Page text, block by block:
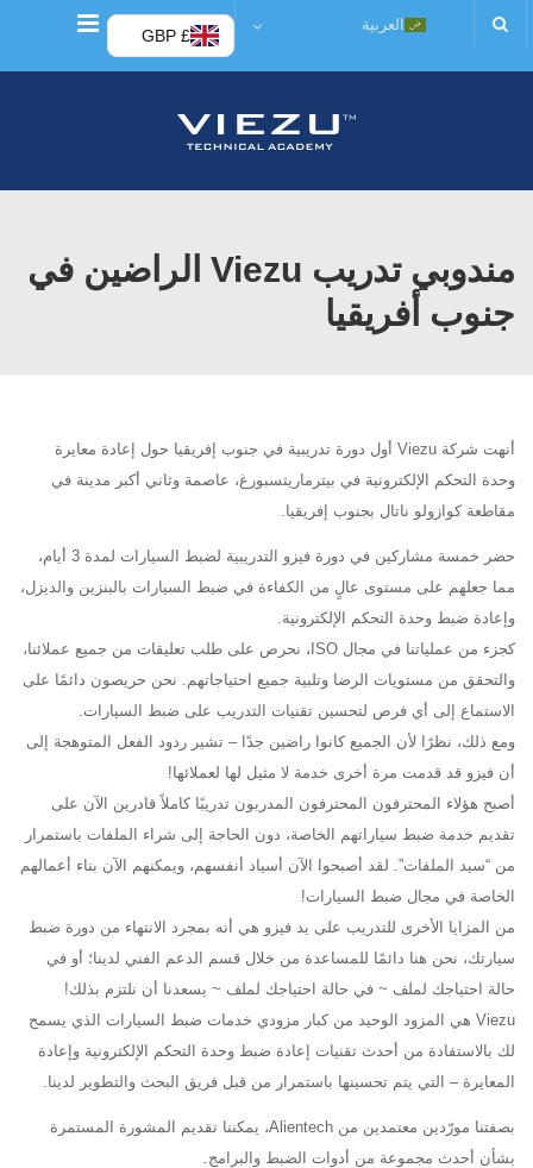
قائمة £ GBP
العربية
مندوبي تدريب Viezu الراضين في
جنوب أفريقيا
أنهت شركة Viezu أول دورة تدريبية في جنوب إفريقيا حول إعادة معايرة
وحدة التحكم الإلكترونية في بيترماريتسبورغ، عاصمة وثاني أكبر مدينة في
مقاطعة كوازولو ناتال بجنوب إفريقيا.
حضر خمسة مشاركين في دورة فيزو التدريبية لضبط السيارات لمدة 3 أيام،
مما جعلهم على مستوى عالٍ من الكفاءة في ضبط السيارات بالبنزين والديزل،
وإعادة ضبط وحدة التحكم الإلكترونية.
كجزء من عملياتنا في مجال ISO، نحرص على طلب تعليقات من جميع عملائنا،
والتحقق من مستويات الرضا وتلبية جميع احتياجاتهم. نحن حريصون دائمًا على
الاستماع إلى أي فرص لتحسين تقنيات التدريب على ضبط السيارات.
ومع ذلك، نظرًا لأن الجميع كانوا راضين جدًا – تشير ردود الفعل المتوهجة إلى
أن فيزو قد قدمت مرة أخرى خدمة لا مثيل لها لعملائها!
أصبح هؤلاء المحترفون المحترفون المدربون تدريبًا كاملاً قادرين الآن على
تقديم خدمة ضبط سياراتهم الخاصة، دون الحاجة إلى شراء الملفات باستمرار
من “سيد الملفات”. لقد أصبحوا الآن أسياد أنفسهم، ويمكنهم الآن بناء أعمالهم
الخاصة في مجال ضبط السيارات!
من المزايا الأخرى للتدريب على يد فيزو هي أنه بمجرد الانتهاء من دورة ضبط
سيارتك، نحن هنا دائمًا للمساعدة من خلال قسم الدعم الفني لدينا؛ أو في
حالة احتياجك لملف ~ في حالة احتياجك لملف ~ يسعدنا أن نلتزم بذلك!
Viezu هي المزود الوحيد من كبار مزودي خدمات ضبط السيارات الذي يسمح
لك بالاستفادة من أحدث تقنيات إعادة ضبط وحدة التحكم الإلكترونية وإعادة
المعايرة – التي يتم تحسينها باستمرار من قبل فريق البحث والتطوير لدينا.
بصفتنا مورّدين معتمدين من Alientech، يمكننا تقديم المشورة المستمرة
بشأن أحدث مجموعة من أدوات الضبط والبرامج.